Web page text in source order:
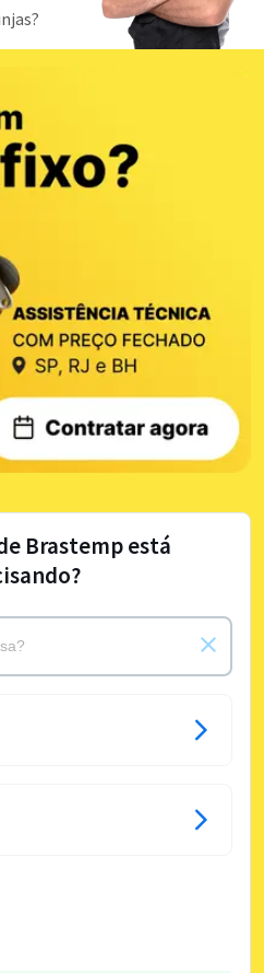
Brastemp está